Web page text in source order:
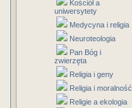
Kościół a
uniwersytety
Medycyna i religia
Neuroteologia
Pan Bóg i
zwierzęta
Religia i geny
Religia i moralność
Religie a ekologia